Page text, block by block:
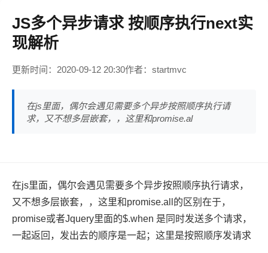
JS多个异步请求 按顺序执行next实
现解析
更新时间：2020-09-12 20:30作者：startmvc
在js里面，偶尔会遇见需要多个异步按照顺序执行请
求，又不想多层嵌套，，这里和promise.al
在js里面，偶尔会遇见需要多个异步按照顺序执行请求，
又不想多层嵌套，，这里和promise.all的区别在于，
promise或者Jquery里面的$.when 是同时发送多个请求，
一起返回，发出去的顺序是一起；这里是按照顺序发请求